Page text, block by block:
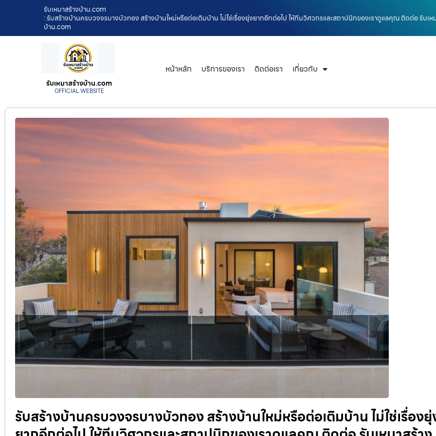
รับเหมาสร้างบ้าน.com
: รับสร้างบ้านครบวงจรบางบัวทอง สร้างบ้านใหม่หรือต่อเติมบ้าน ไม่ใช่เรื่องยุ่งยากอีกต่อไป ให้ทีมวิศวกรและสถาปนิกของเราดูแลคุณ ติดต่อ รับเห
บ้าน.com
รับเหมาสร้างบ้าน.com
OFFICIAL WEBSITE
หน้าหลัก บริการของเรา ติดต่อเรา เกี่ยวกับ
รับสร้างบ้านครบวงจรบางบัวทอง สร้างบ้านใหม่หรือต่อเติมบ้าน ไม่ใช่เรื่อง